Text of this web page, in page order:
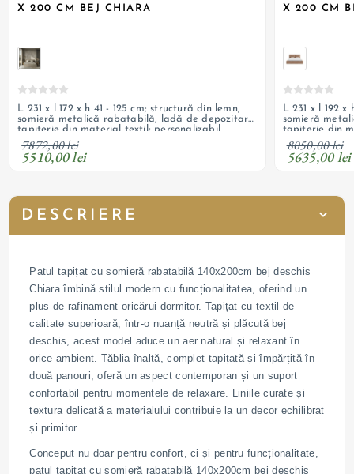
X 200 CM BEJ CHIARA
L 231 x l 172 x h 41 - 125 cm; structură din lemn,
somieră metalică rabatabilă, ladă de depozitare,
tapițerie din material textil; personalizabil
7872,00 lei
5510,00 lei
X 200 CM
L 231 x l 192 x
somieră
tapițerie din
8050,00 lei
5635,00 lei
DESCRIERE
Patul tapițat cu somieră rabatabilă 140x200cm bej deschis
Chiara îmbină stilul modern cu funcționalitatea, oferind un
plus de rafinament oricărui dormitor. Tapițat cu textil de
calitate superioară, într-o nuanță neutră și plăcută bej
deschis, acest model aduce un aer natural și relaxant în
orice ambient. Tăblia înaltă, complet tapițată și împărțită în
două panouri, oferă un aspect contemporan și un suport
confortabil pentru momentele de relaxare. Liniile curate și
textura delicată a materialului contribuie la un decor echilibrat
și primitor.
Conceput nu doar pentru confort, ci și pentru funcționalitate,
patul tapițat cu somieră rabatabilă 140x200cm bej deschis